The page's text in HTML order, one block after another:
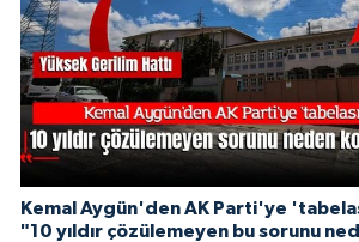
Kemal Aygün'den AK Parti'ye
"10 yıldır çözülemeyen bu sorunu